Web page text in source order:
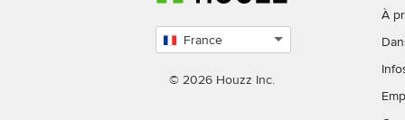
France
© 2026 Houzz Inc.
À